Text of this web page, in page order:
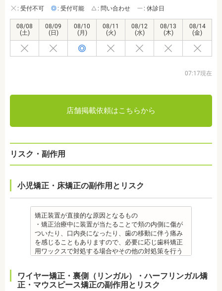
: 受付不可 : 受付可能 : 問い合わせ : 休診日
08/08
(土)
08/09
(日)
08/10
(月)
08/11
(火)
08/12
(水)
08/13
(木)
08/14
(金)
07:17現在
店舗掲載依頼はこちらから
リスク・副作用
小児矯正・床矯正の副作用とリスク
矯正装置が直接的な原因となるもの
・矯正治療中に装置が当たることで頬の内側に傷が
ついたり、口内炎になったり、歯の移動に伴う痛み
を感じることもありますので、必要に応じ歯科矯正
用ワックスで対処する場合やその他の対処策を行う
が、数ヶ月で慣れることが多いです。
・装置の装着中は発音しづらいことがあります。
ワイヤー矯正・裏側（リンガル）・ハーフリンガル矯
正・マウスピース矯正の副作用とリスク